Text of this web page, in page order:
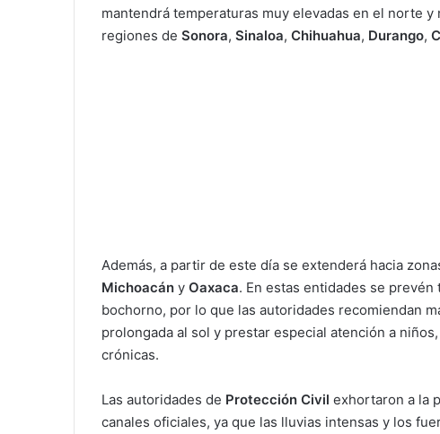
mantendrá temperaturas muy elevadas en el norte
regiones deSonora,Sinaloa,Chihuahua, Durango,
Además, a partir de este día se extenderá hacia
MichoacányOaxaca. En estas entidades se
bochorno, por lo que las autoridades recomiendan
prolongada al sol y prestar especial atención a
crónicas.
Las autoridades de Protección Civilexhortaron a la
canales oficiales, ya que las lluvias intensas y los